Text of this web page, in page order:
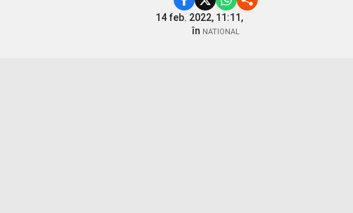
14 feb. 2022, 11:11,
în NATIONAL